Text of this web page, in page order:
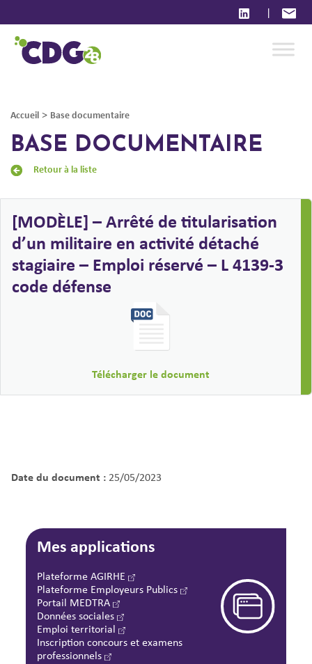
|
Accueil > Base documentaire
BASE DOCUMENTAIRE
Retour à la liste
[MODÈLE] – Arrêté de titularisation
d’un militaire en activité détaché
stagiaire – Emploi réservé – L 4139-3
code défense
Télécharger le document
Date du document : 25/05/2023
Mes applications
Plateforme AGIRHE
Plateforme Employeurs Publics
Portail MEDTRA
Données sociales
Emploi territorial
Inscription concours et examens
professionnels